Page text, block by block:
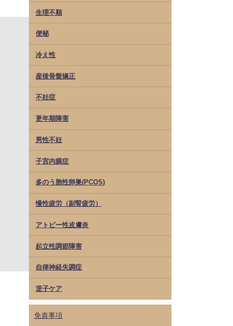
生理不順
便秘
冷え性
産後骨盤矯正
不妊症
更年期障害
男性不妊
子宮内膜症
多のう胞性卵巣(PCOS)
慢性疲労（副腎疲労）
アトピー性皮膚炎
起立性調節障害
自律神経失調症
逆子ケア
免責事項